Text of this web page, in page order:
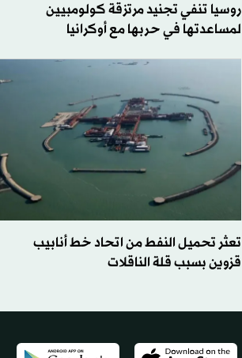
روسيا تنفي تجنيد مرتزقة كولومبيين
لمساعدتها في حربها مع أوكرانيا
تعثر تحميل النفط من اتحاد خط أنابيب
قزوين بسبب قلة الناقلات